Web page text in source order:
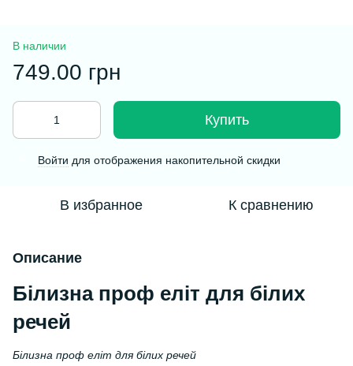
В наличии
749.00 грн
Купить
Войти для отображения накопительной скидки
В избранное К сравнению
Описание
Білизна проф еліт для білих
речей
Білизна проф еліт для білих речей